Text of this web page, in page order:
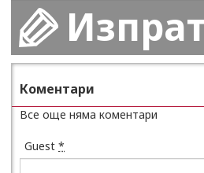
Коментари
Все още няма коментари
Guest *